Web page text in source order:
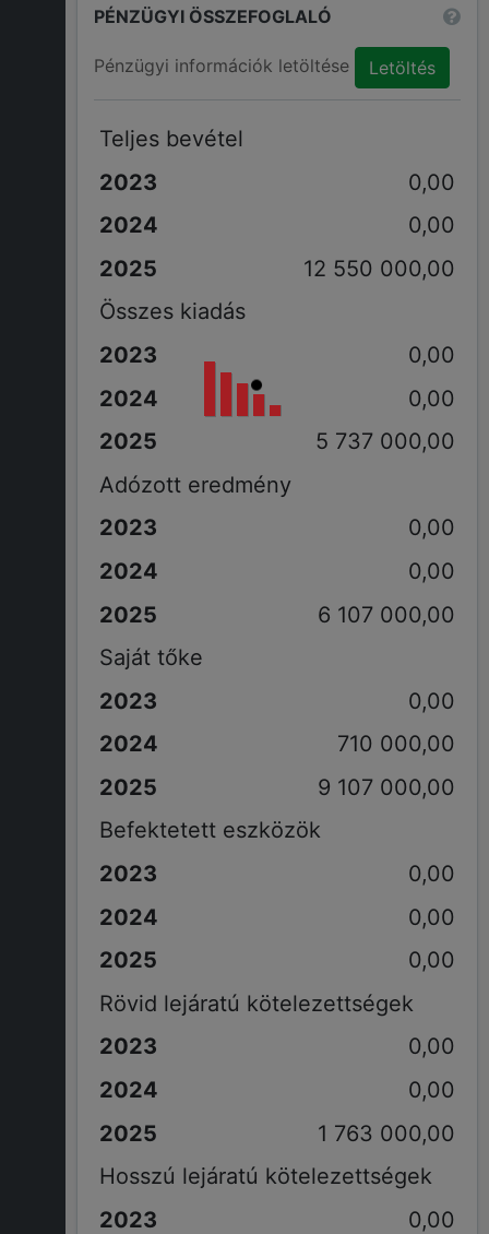
PÉNZÜGYI ÖSSZEFOGLALÓ
Pénzügyi információk letöltése Letöltés
Teljes bevétel
0,00
0,00
12 550 000,00
Összes kiadás
0,00
0,00
5 737 000,00
Adózott eredmény
0,00
0,00
6 107 000,00
Saját tőke
0,00
710 000,00
9 107 000,00
Befektetett eszközök
0,00
0,00
0,00
Rövid lejáratú kötelezettségek
0,00
0,00
1 763 000,00
Hosszú lejáratú kötelezettségek
0,00